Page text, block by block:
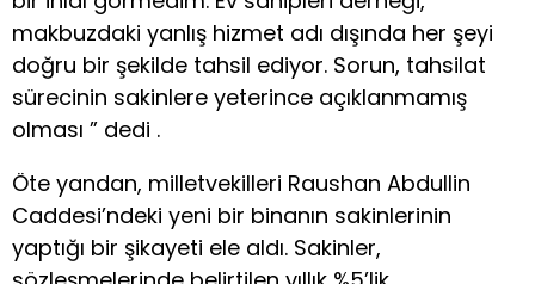
makbuzdaki yanlış hizmet adı dışında her şeyi
doğru bir şekilde tahsil ediyor. Sorun, tahsilat
sürecinin sakinlere yeterince açıklanmamış
olması ” dedi .
Öte yandan, milletvekilleri Raushan Abdullin
Caddesi’ndeki yeni bir binanın sakinlerinin
yaptığı bir şikayeti ele aldı. Sakinler,